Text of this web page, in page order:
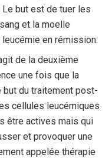
but est de tuer les
et la moelle
en rémission.
de la deuxième
une fois que la
du traitement post-
cellules leucémiques
être actives mais qui
et provoquer une
appelée thérapie